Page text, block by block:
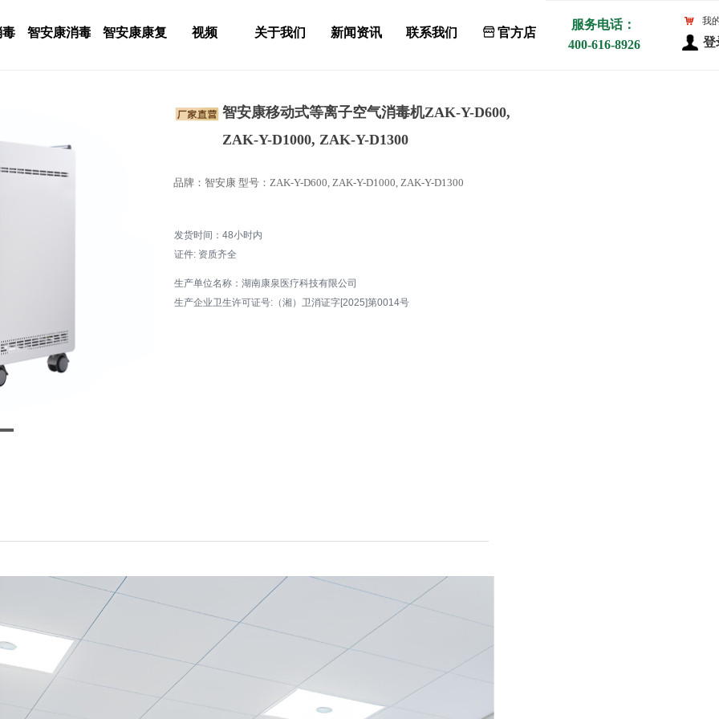
毒 智安康消毒 智安康康复 视频 关于我们 新闻资讯 联系我们 ꀰ 官方店
登
服务电话：
400-616-8926
낙 我
智安康移动式等离子空气消毒机ZAK-Y-D600,
ZAK-Y-D1000, ZAK-Y-D1300
发货时间：48小时内
证件: 资质齐全
生产单位名称：湖南康泉医疗科技有限公司
生产企业卫生许可证号:（湘）卫消证字[2025]第0014号
品牌：智安康 型号：ZAK-Y-D600, ZAK-Y-D1000, ZAK-Y-D1300